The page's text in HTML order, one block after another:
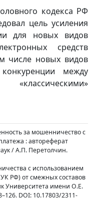
кодекса РФ
цель усиления
для новых видов
средств
числе новых видов
между
за мошенничество с
: автореферат
/ А.П. Перетолчин.
с использованием
РФ) от смежных составов
Университета имени О.Е.
DOI: 10.17803/2311-